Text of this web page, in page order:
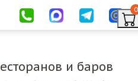
0
и баров